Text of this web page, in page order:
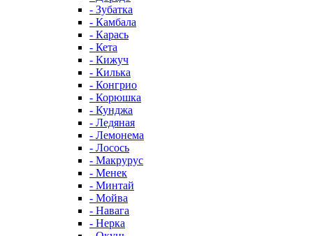
- Зубатка
- Камбала
- Карась
- Кета
- Кижуч
- Килька
- Конгрио
- Корюшка
- Кунджа
- Ледяная
- Лемонема
- Лосось
- Макрурус
- Менек
- Минтай
- Мойва
- Навага
- Нерка